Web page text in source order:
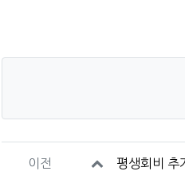
이전 평생회비 추